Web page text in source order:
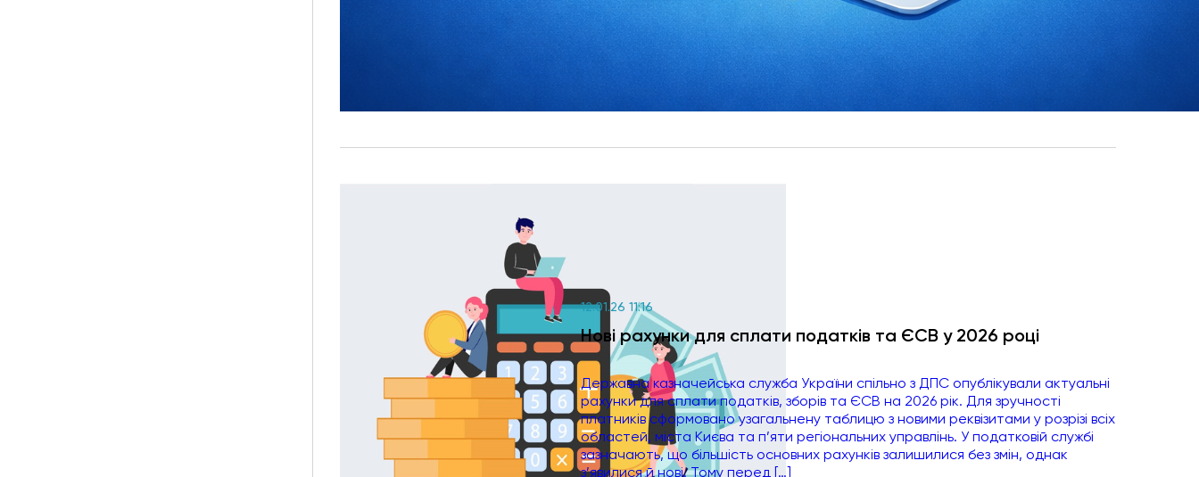
12.01.26 11:16
Нові рахунки для сплати податків та ЄСВ у 2026 році
Державна казначейська служба України спільно з ДПС опублікували актуальні
рахунки для сплати податків, зборів та ЄСВ на 2026 рік. Для зручності
платників сформовано узагальнену таблицю з новими реквізитами у розрізі всіх
областей, міста Києва та п’яти регіональних управлінь. У податковій службі
зазначають, що більшість основних рахунків залишилися без змін, однак
з’явилися й нові. Тому перед […]